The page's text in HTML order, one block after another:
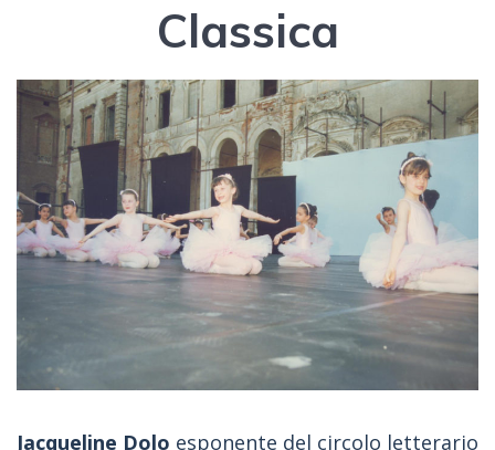
Classica
Jacqueline Dolo esponente del circolo letterario